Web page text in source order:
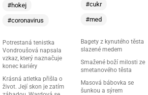
#hokej
#coronavirus
Potrestaná tenistka
Vondroušová napsala
vzkaz, který naznačuje
konec kariéry
Krásná atletka přišla o
život. Její skon je zatím
#cukr
#med
Bagety z kynutého těsta
slazené medem
Smažené boží milosti ze
smetanového těsta
Masová bábovka se
šunkou a sýrem